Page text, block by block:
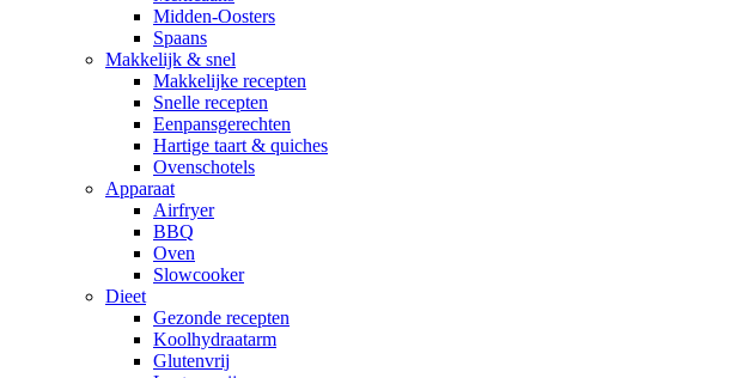
Midden-Oosters
Spaans
Makkelijk & snel
Makkelijke recepten
Snelle recepten
Eenpansgerechten
Hartige taart & quiches
Ovenschotels
Apparaat
Airfryer
BBQ
Oven
Slowcooker
Dieet
Gezonde recepten
Koolhydraatarm
Glutenvrij